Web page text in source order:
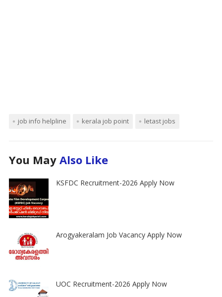
job info helpline kerala job point letast jobs
You May Also Like
KSFDC Recruitment-2026 Apply Now
Arogyakeralam Job Vacancy Apply Now
UOC Recruitment-2026 Apply Now